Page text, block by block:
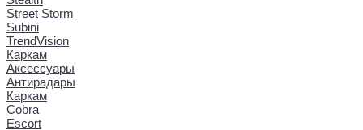
Street Storm
Subini
TrendVision
Каркам
Аксессуары
Антирадары
Каркам
Cobra
Escort